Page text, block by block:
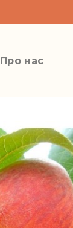
Про нас